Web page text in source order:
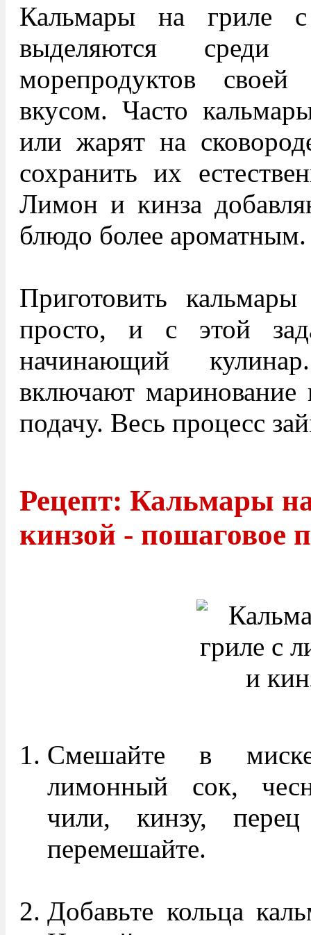
Кальмары на гриле
выделяются
морепродуктов
вкусом. Часто
или жарят на
сохранить их
Лимон и кинза
блюдо более ароматным.
Приготовить
просто, и с этой
начинающий
включают маринование
подачу. Весь процесс
Рецепт: Кальмары
кинзой - пошаговое
Смешайте в
лимонный сок,
чили, кинзу,
перемешайте.
Добавьте кольца